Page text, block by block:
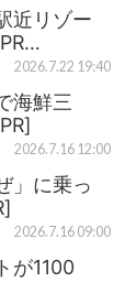
近リゾー
2026.7.22 19:40
海鮮三
2026.7.16 12:00
」に乗っ
2026.7.16 09:00
が1100